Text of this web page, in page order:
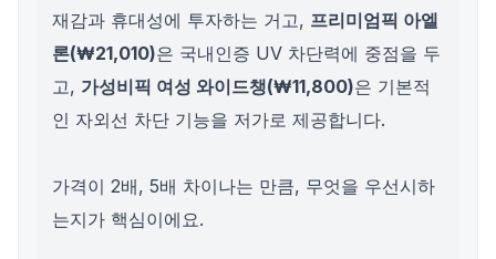
재감과 휴대성에 투자하는 거고, 프리미엄픽 아엘
론(₩21,010)은 국내인증 UV 차단력에 중점을 두
고, 가성비픽 여성 와이드챙(₩11,800)은 기본적
인 자외선 차단 기능을 저가로 제공합니다.
가격이 2배, 5배 차이나는 만큼, 무엇을 우선시하
는지가 핵심이에요.